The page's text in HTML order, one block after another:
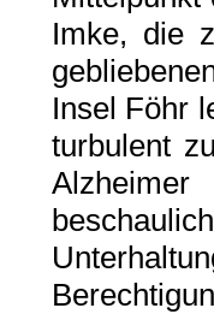
Imke, die
Insel Föhr
turbulent